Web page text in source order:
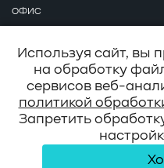
ОФИС
info@baum.ru
Москва, ул. Нобеля д. 7
Используя сайт, вы
на обработку
сервисов веб-
политикой
Запретить